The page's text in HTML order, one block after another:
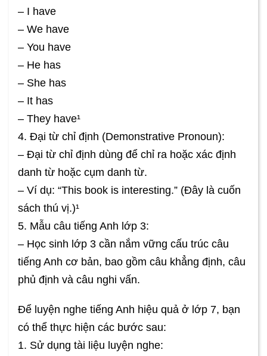
– I have
– We have
– You have
– He has
– She has
– It has
– They have¹
4. Đại từ chỉ định (Demonstrative Pronoun):
– Đại từ chỉ định dùng để chỉ ra hoặc xác định
danh từ hoặc cụm danh từ.
– Ví dụ: “This book is interesting.” (Đây là cuốn
sách thú vị.)¹
5. Mẫu câu tiếng Anh lớp 3:
– Học sinh lớp 3 cần nắm vững cấu trúc câu
tiếng Anh cơ bản, bao gồm câu khẳng định, câu
phủ định và câu nghi vấn.
Để luyện nghe tiếng Anh hiệu quả ở lớp 7, bạn
có thể thực hiện các bước sau:
1. Sử dụng tài liệu luyện nghe: